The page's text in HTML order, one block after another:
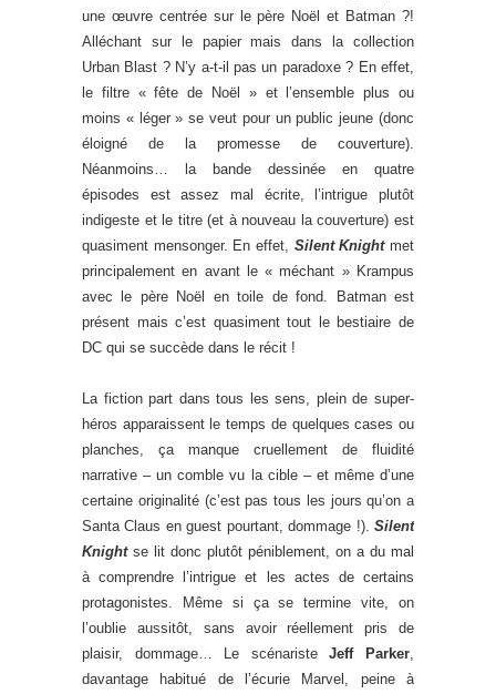
une œuvre centrée sur le père Noël et Batman ?!
Alléchant sur le papier mais dans la collection
Urban Blast ? N’y a-t-il pas un paradoxe ? En effet,
le filtre « fête de Noël » et l’ensemble plus ou
moins « léger » se veut pour un public jeune (donc
éloigné de la promesse de couverture).
Néanmoins… la bande dessinée en quatre
épisodes est assez mal écrite, l’intrigue plutôt
indigeste et le titre (et à nouveau la couverture) est
quasiment mensonger. En effet, Silent Knightmet
principalement en avant le « méchant » Krampus
avec le père Noël en toile de fond. Batman est
présent mais c’est quasiment tout le bestiaire de
DC qui se succède dans le récit !
La fiction part dans tous les sens, plein de super-
héros apparaissent le temps de quelques cases ou
planches, ça manque cruellement de fluidité
narrative – un comble vu la cible – et même d’une
certaine originalité (c’est pas tous les jours qu’on a
Santa Claus en guest pourtant, dommage !). Silent
Knight se lit donc plutôt péniblement, on a du mal
à comprendre l’intrigue et les actes de certains
protagonistes. Même si ça se termine vite, on
l’oublie aussitôt, sans avoir réellement pris de
plaisir, dommage… Le scénaristeJeff Parker
davantage habitué de l’écurie Marvel, peine à